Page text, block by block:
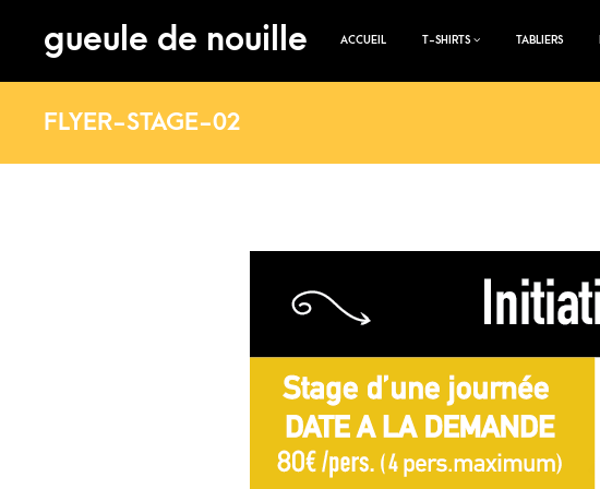
gueule de nouille ACCUEIL T-SHIRTS TABLIERS
FLYER-STAGE-02